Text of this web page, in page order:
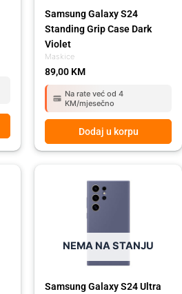
Maskice
Samsung Galaxy S24
Standing Grip Case Dark
Violet
89,00 KM
Na rate već od 4
KM/mjesečno
Dodaj u korpu
NEMA NA STANJU
Samsung Galaxy S24 Ultra